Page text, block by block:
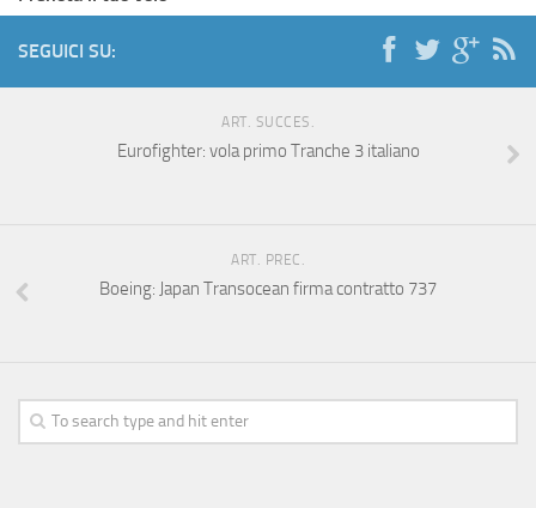
SEGUICI SU:
ART. SUCCES.
Eurofighter: vola primo Tranche 3 italiano
ART. PREC.
Boeing: Japan Transocean firma contratto 737